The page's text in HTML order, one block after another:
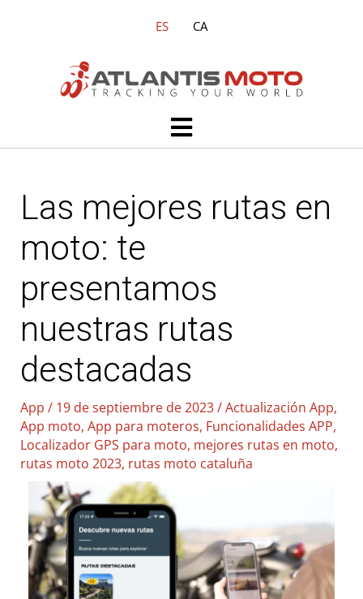
ES CA
Main
Menu
Las mejores rutas en
moto: te
presentamos
nuestras rutas
destacadas
App / 19 de septiembre de 2023/Actualización App,
App moto, App para moteros, Funcionalidades APP,
Localizador GPS para moto, mejores rutas en moto,
rutas moto 2023, rutas moto cataluña